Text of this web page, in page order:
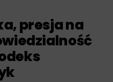
presja na